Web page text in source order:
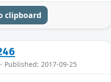
clipboard
- Published: 2017-09-25